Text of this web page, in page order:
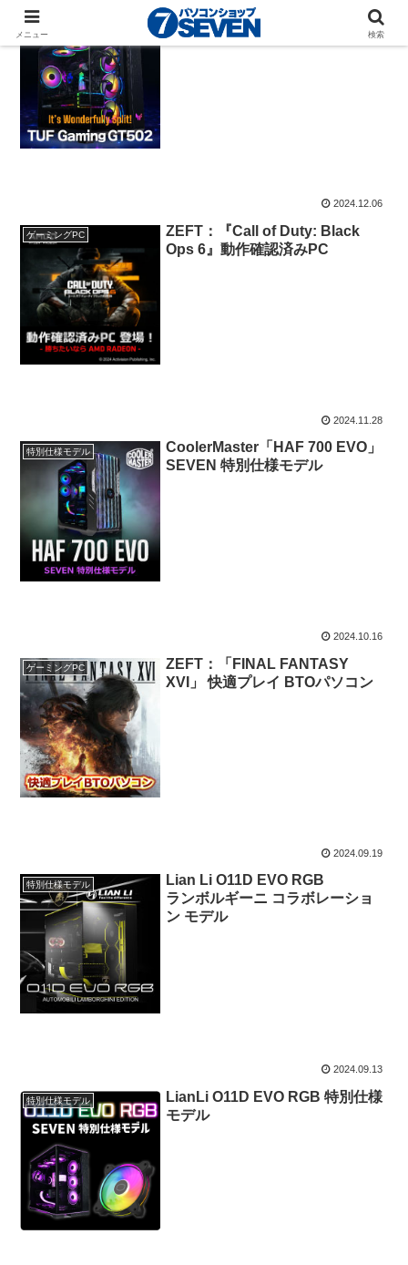
特別仕様モデル
ASUS「TUF Gaming GT502」
SEVEN 特別仕様モデル
2024.12.06
ゲーミングPC
ZEFT：『Call of Duty: Black
Ops 6』動作確認済みPC
2024.11.28
特別仕様モデル
CoolerMaster「HAF 700 EVO」
SEVEN 特別仕様モデル
2024.10.16
ゲーミングPC
ZEFT：「FINAL FANTASY
XVI」 快適プレイ BTOパソコン
2024.09.19
特別仕様モデル
Lian Li O11D EVO RGB
ランボルギーニ コラボレーショ
ン モデル
2024.09.13
特別仕様モデル
LianLi O11D EVO RGB 特別仕様
モデル
メニュー 検索